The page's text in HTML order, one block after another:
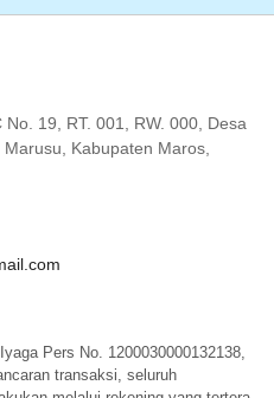
19, RT. 001, RW. 000, Desa
Kabupaten Maros,
Pers No. 1200030000132138,
transaksi, seluruh